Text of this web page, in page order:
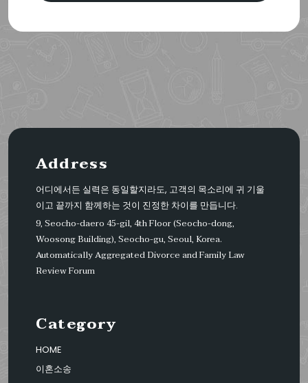
Address
어디에서든 실력은 동일할지라도, 고객의 목소리에 귀 기울
이고 끝까지 함께하는 것이 진정한 차이를 만듭니다.
9, Seocho-daero 45-gil, 4th Floor (Seocho-dong,
Woosong Building), Seocho-gu, Seoul, Korea.
Automatically Aggregated Divorce and Family Law
Review Forum
Category
HOME
이혼소송